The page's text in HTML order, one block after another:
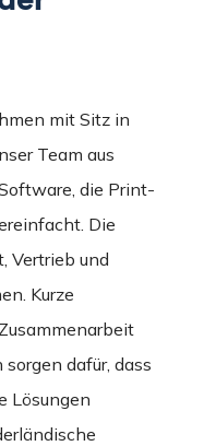
mit Sitz in
Team aus
die Print-
Die
Vertrieb und
Kurze
dafür, dass
Lösungen